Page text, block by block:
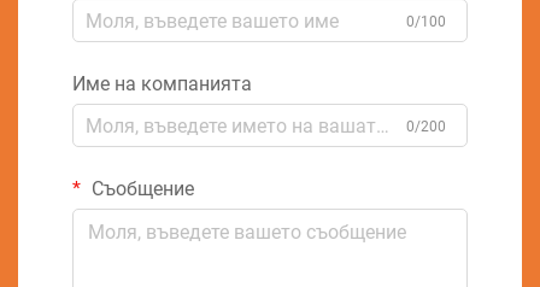
0/100
Име на компанията
0/200
Съобщение